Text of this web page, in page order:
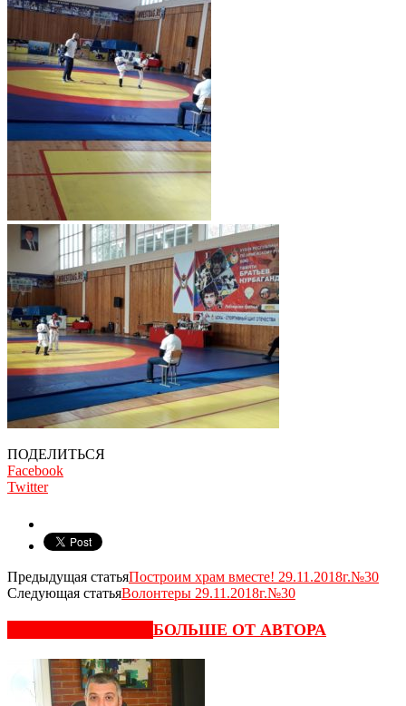
ПОДЕЛИТЬСЯ
Facebook
Twitter
Предыдущая статьяПостроим храм вместе! 29.11.2018г.№30
Следующая статьяВолонтеры 29.11.2018г.№30
БОЛЬШЕ ОТ АВТОРА